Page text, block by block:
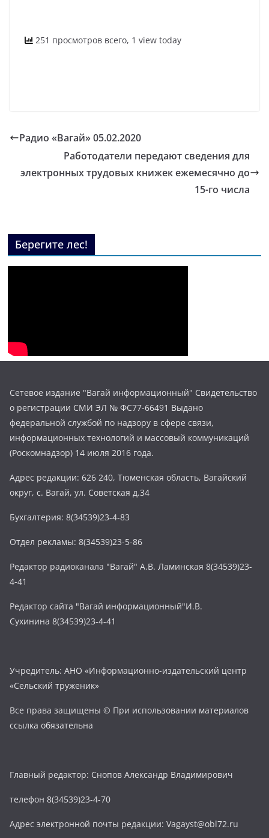
251 просмотров всего, 1 view today
Радио «Вагай» 05.02.2020
Работодатели передают сведения для
электронных трудовых книжек ежемесячно до
15-го числа
Берегите лес!
Сетевое издание "Вагай информационный" Свидетельство
о регистрации СМИ ЭЛ № ФС77-66491 Выдано
федеральной службой по надзору в сфере связи,
информационных технологий и массовый коммуникаций
(Роскомнадзор) 14 июля 2016 года.
Адрес редакции: 626 240, Тюменская область, Вагайский
округ, с. Вагай, ул. Советская д.34
Бухгалтерия: 8(34539)23-4-83
Отдел рекламы: 8(34539)23-5-86
Редактор радиоканала "Вагай" А.В. Ламинская 8(34539)23-
4-41
Редактор сайта "Вагай информационный"И.В.
Сухинина 8(34539)23-4-41
Учредитель: АНО «Информационно-издательский центр
«Сельский труженик»
Все права защищены © При использовании материалов
ссылка обязательна
Главный редактор: Снопов Александр Владимирович
телефон 8(34539)23-4-70
Адрес электронной почты редакции: Vagayst@obl72.ru